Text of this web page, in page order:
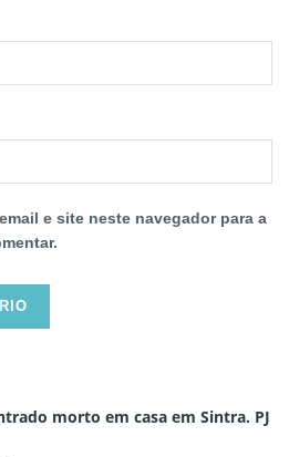
e site neste navegador para a
morto em casa em Sintra. PJ